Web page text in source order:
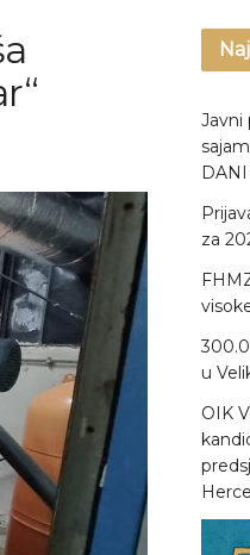
Javni
za
u
OIK